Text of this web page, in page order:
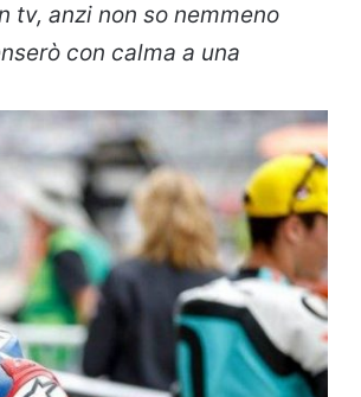
tv, anzi non so nemmeno
con calma a una